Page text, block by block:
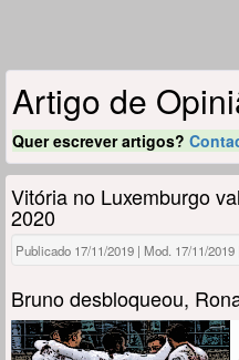
Artigo de
Quer escrever artigos?
Vitória no Luxemburgo
2020
Publicado 17/11/2019 | Mod. 17/11/
Bruno desbloqueou,